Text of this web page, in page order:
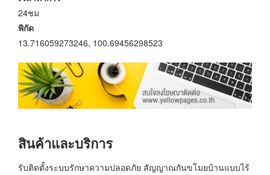
24ชม
พิกัด
13.716059273246, 100.69456298523
สินค้าและบริการ
รับติดตั้งระบบรักษาความปลอดภัย สัญญาณกันขโมยบ้านแบบไร้